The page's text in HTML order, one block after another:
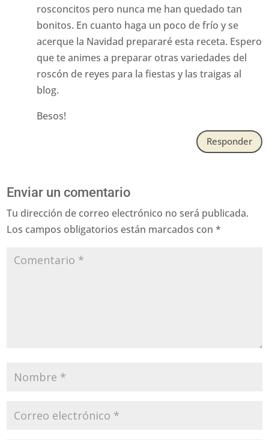
rosconcitos pero nunca me han quedado tan
bonitos. En cuanto haga un poco de frío y se
acerque la Navidad prepararé esta receta. Espero
que te animes a preparar otras variedades del
roscón de reyes para la fiestas y las traigas al
blog.
Besos!
Responder
Enviar un comentario
Tu dirección de correo electrónico no será publicada.
Los campos obligatorios están marcados con*